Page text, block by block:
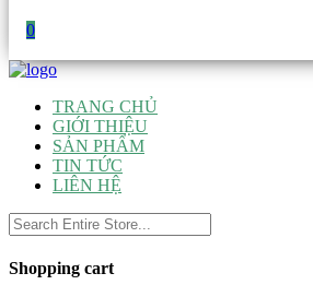
0
TRANG CHỦ
GIỚI THIỆU
SẢN PHẨM
TIN TỨC
LIÊN HỆ
Shopping cart